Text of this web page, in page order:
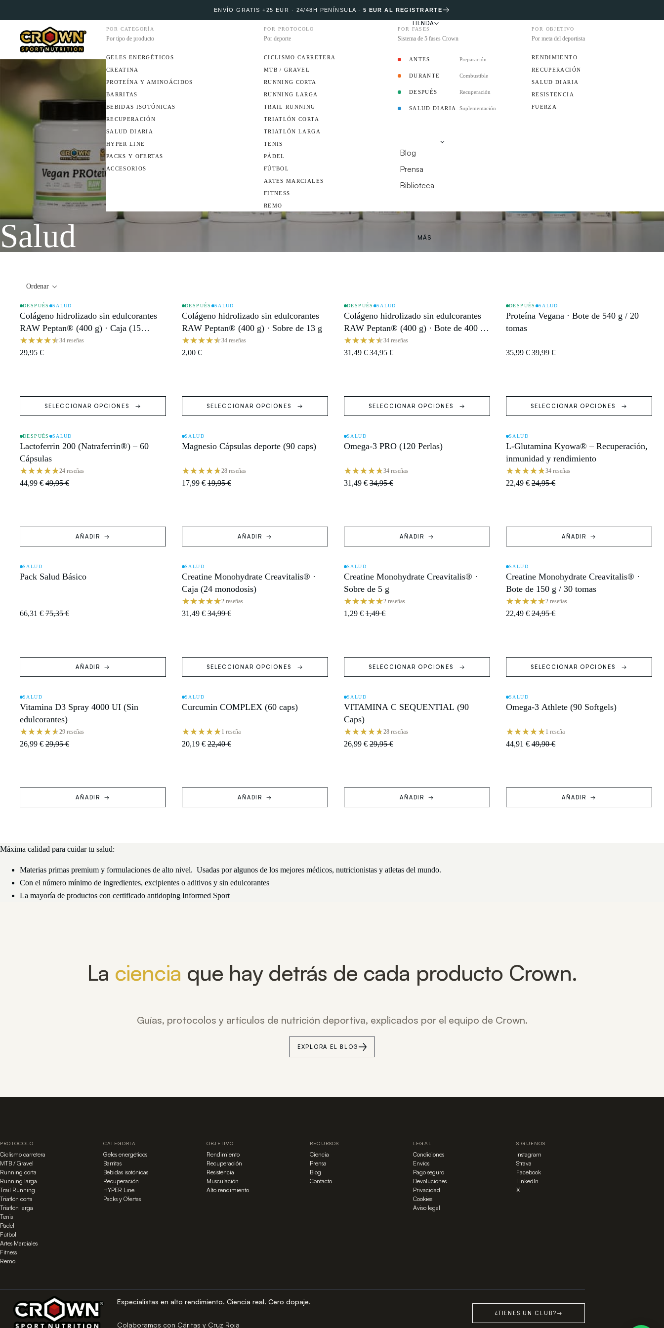
ENVÍO GRATIS +25 EUR · 24/48H PENÍNSULA · 5 EUR AL REGISTRARTE
TIENDA
POR CATEGORÍA
Por tipo de producto
GELES ENERGÉTICOS
CREATINA
PROTEÍNA Y AMINOÁCIDOS
BARRITAS
BEBIDAS ISOTÓNICAS
RECUPERACIÓN
SALUD DIARIA
HYPER LINE
PACKS Y OFERTAS
ACCESORIOS
POR PROTOCOLO
Por deporte
CICLISMO CARRETERA
MTB / GRAVEL
RUNNING CORTA
RUNNING LARGA
TRAIL RUNNING
TRIATLÓN CORTA
TRIATLÓN LARGA
TENIS
PÁDEL
FÚTBOL
ARTES MARCIALES
FITNESS
REMO
POR FASES
Sistema de 5 fases Crown
ANTES Preparación
DURANTE Combustible
DESPUÉS Recuperación
SALUD DIARIA Suplementación
POR OBJETIVO
Por meta del deportista
RENDIMIENTO
RECUPERACIÓN
SALUD DIARIA
RESISTENCIA
FUERZA
PROTOCOLOS
Blog
Prensa
Biblioteca
MÁS
Salud
Ordenar
OFERTA
DESPUÉS SALUD
Colágeno hidrolizado sin edulcorantes
RAW Peptan® (400 g) · Caja (15
monodosis)34 reseñas
29,95 €
SELECCIONAR OPCIONES
OFERTA
DESPUÉS SALUD
Colágeno hidrolizado sin edulcorantes
RAW Peptan® (400 g) · Sobre de 13 g
34 reseñas
2,00 €
SELECCIONAR OPCIONES
OFERTA
DESPUÉS SALUD
Colágeno hidrolizado sin edulcorantes
RAW Peptan® (400 g) · Bote de 400 g /
30 tomas
34 reseñas
31,49 € 34,95 €
SELECCIONAR OPCIONES
OFERTA
DESPUÉS SALUD
Proteína Vegana · Bote de 540 g / 20
tomas
35,99 € 39,99 €
SELECCIONAR OPCIONES
OFERTA
DESPUÉS SALUD
Lactoferrin 200 (Natraferrin®) – 60
Cápsulas
24 reseñas
44,99 € 49,95 €
AÑADIR
OFERTA
SALUD
Magnesio Cápsulas deporte (90 caps)
28 reseñas
17,99 € 19,95 €
AÑADIR
OFERTA
SALUD
Omega-3 PRO (120 Perlas)
34 reseñas
31,49 € 34,95 €
AÑADIR
OFERTA
SALUD
L-Glutamina Kyowa® – Recuperación,
inmunidad y rendimiento
34 reseñas
22,49 € 24,95 €
AÑADIR
OFERTA
SALUD
Pack Salud Básico
66,31 € 75,35 €
AÑADIR
OFERTA
SALUD
Creatine Monohydrate Creavitalis® ·
Caja (24 monodosis)
2 reseñas
31,49 € 34,99 €
SELECCIONAR OPCIONES
OFERTA
SALUD
Creatine Monohydrate Creavitalis® ·
Sobre de 5 g
2 reseñas
1,29 € 1,49 €
SELECCIONAR OPCIONES
OFERTA
SALUD
Creatine Monohydrate Creavitalis® ·
Bote de 150 g / 30 tomas
2 reseñas
22,49 € 24,95 €
SELECCIONAR OPCIONES
OFERTA
SALUD
Vitamina D3 Spray 4000 UI (Sin
edulcorantes)
29 reseñas
26,99 € 29,95 €
AÑADIR
AGOTADO
SALUD
Curcumin COMPLEX (60 caps)
1 reseña
20,19 € 22,40 €
AÑADIR
OFERTA
SALUD
VITAMINA C SEQUENTIAL (90
Caps)
28 reseñas
26,99 € 29,95 €
AÑADIR
OFERTA
SALUD
Omega-3 Athlete (90 Softgels)
1 reseña
44,91 € 49,90 €
AÑADIR
Máxima calidad para cuidar tu salud:
Materias primas premium y formulaciones de alto nivel. Usadas por algunos de los mejores médicos, nutricionistas y atletas del mundo.
Con el número mínimo de ingredientes, excipientes o aditivos y sin edulcorantes
La mayoría de productos con certificado antidoping Informed Sport
La ciencia que hay detrás de cada producto Crown.
Guías, protocolos y artículos de nutrición deportiva, explicados por el equipo de Crown.
EXPLORA EL BLOG
PROTOCOLO
Ciclismo carretera
MTB / Gravel
Running corta
Running larga
Trail Running
Triatlón corta
Triatlón larga
Tenis
Pádel
Fútbol
Artes Marciales
Fitness
Remo
CATEGORÍA
Geles energéticos
Barritas
Bebidas isotónicas
Recuperación
HYPER Line
Packs y Ofertas
OBJETIVO
Rendimiento
Recuperación
Resistencia
Musculación
Alto rendimiento
RECURSOS
Ciencia
Prensa
Blog
Contacto
LEGAL
Condiciones
Envíos
Pago seguro
Devoluciones
Privacidad
Cookies
Aviso legal
SÍGUENOS
Instagram
Strava
Facebook
LinkedIn
X
Especialistas en alto rendimiento. Ciencia real. Cero dopaje.
Colaboramos con Cáritas y Cruz Roja
¿TIENES UN CLUB?→